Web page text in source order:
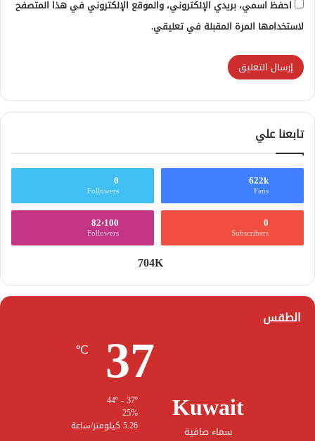
احفظ اسمي، بريدي الإلكتروني، والموقع الإلكتروني في هذا المتصفح
لاستخدامها المرة المقبلة في تعليقي.
تابعنا علي
622k
Fans
0
Followers
0
Subscribers
82٬100
Followers
704K
الطقس
Kuwait
سماء صافية
37
℃
25%
5.26 كيلومتر/ساعة